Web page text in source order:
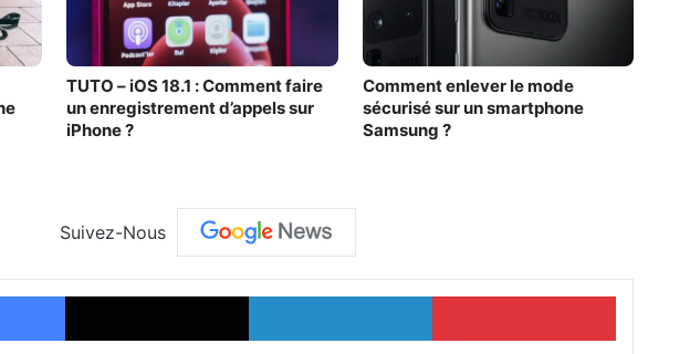
TUTO – iOS 18.1 : Comment faire
un enregistrement d’appels sur
iPhone ?
Comment enlever le mode
sécurisé sur un smartphone
Samsung ?
Suivez-Nous
Facebook X Linkedin Pinterest